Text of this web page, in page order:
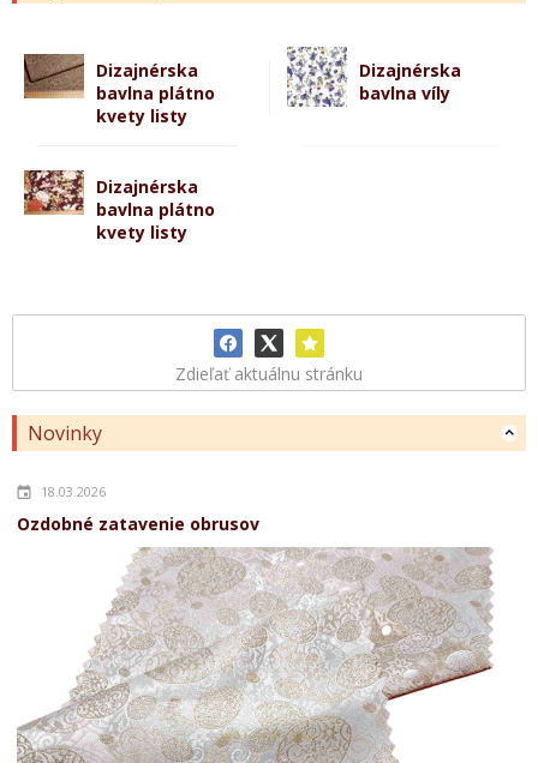
Dizajnérska
bavlna plátno
kvety listy
Dizajnérska
bavlna víly
Dizajnérska
bavlna plátno
kvety listy
Zdieľať aktuálnu stránku
Novinky
18.03.2026
Ozdobné zatavenie obrusov